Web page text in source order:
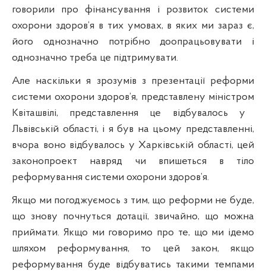
говорили про фінансування і розвиток системи
охорони здоров’я в тих умовах, в яких ми зараз є,
його однозначно потрібно доопрацьовувати і
однозначно треба це підтримувати.
Але наскільки я зрозумів з презентації реформи
системи охорони здоров’я, представлену міністром
Квіташвілі, представлення це відбувалось у
Львівській області, і я був на цьому представленні,
вчора воно відбувалось у Харківській області, цей
законопроект навряд чи впишеться в тіло
реформування системи охорони здоров’я.
Якщо ми погоджуємось з тим, що реформи не буде,
що знову почнуться дотації, звичайно, що можна
приймати. Якщо ми говоримо про те, що ми ідемо
шляхом реформування, то цей закон, якщо
реформування буде відбуватись такими темпами